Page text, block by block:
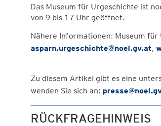
Das Museum für Urgeschichte ist
von 9 bis 17 Uhr geöffnet.
Nähere Informationen: Museum
asparn.urgeschichte@noel.gv.at,
Zu diesem Artikel gibt es eine
wenden Sie sich an:
RÜCKFRAGEHINWEIS